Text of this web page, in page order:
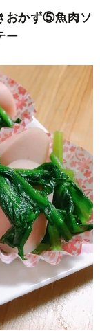
おかず⑤魚肉ソ
ー